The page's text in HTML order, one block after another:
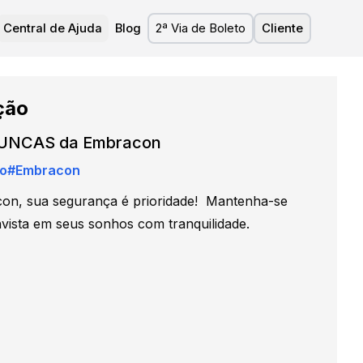
Central de Ajuda Blog 2ª Via de Boleto Cliente
da Embracon
#Embracon
sua segurança é prioridade! ​ Mantenha-se
em seus sonhos com tranquilidade.